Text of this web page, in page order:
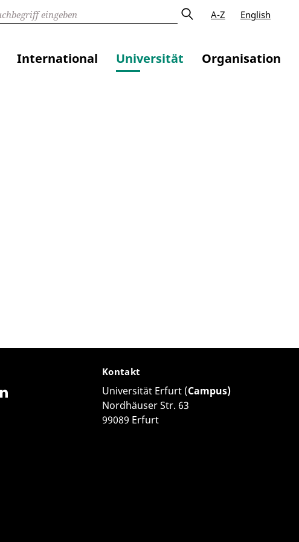
A-Z English
International Universität Organisation
Kontakt
Universität Erfurt (Campus)
Nordhäuser Str. 63
99089 Erfurt